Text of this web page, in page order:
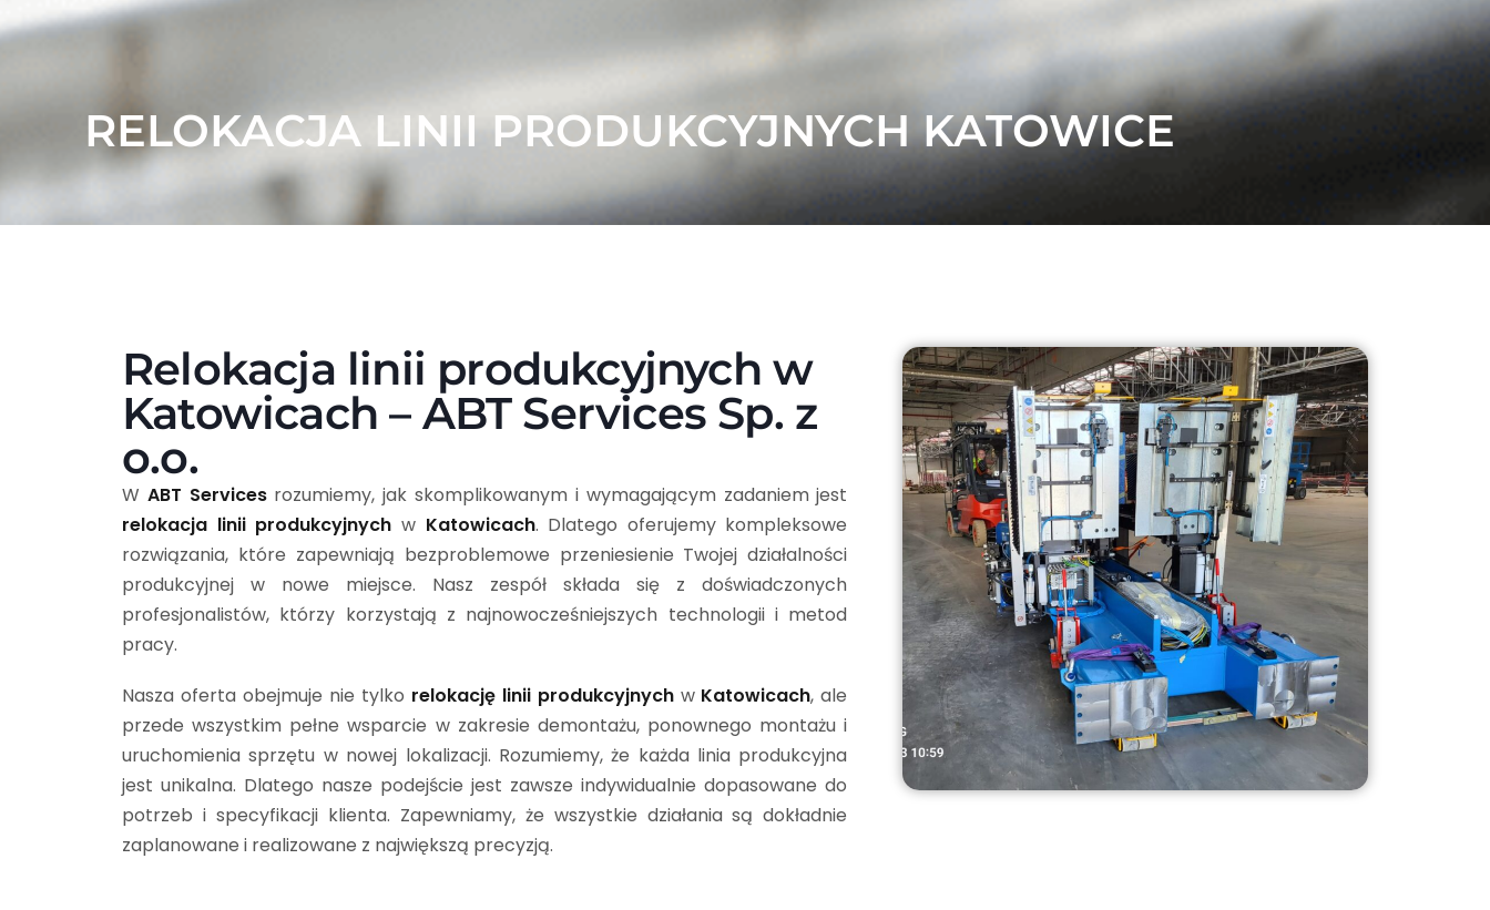
RELOKACJA LINII PRODUKCYJNYCH KATOWICE
Relokacja linii produkcyjnych w
Katowicach – ABT Services Sp. z
o.o.
W ABT Servicesrozumiemy, jak skomplikowanym i wymagającym zadaniem jest
relokacja linii produkcyjnych w Katowicach. Dlatego oferujemy kompleksowe
rozwiązania, które zapewniają bezproblemowe przeniesienie Twojej działalności
produkcyjnej w nowe miejsce. Nasz zespół składa się z doświadczonych
profesjonalistów, którzy korzystają z najnowocześniejszych technologii i metod
pracy.
Nasza oferta obejmuje nie tylko relokację linii produkcyjnychw Katowicach, ale
przede wszystkim pełne wsparcie w zakresie demontażu, ponownego montażu i
uruchomienia sprzętu w nowej lokalizacji. Rozumiemy, że każda linia produkcyjna
jest unikalna. Dlatego nasze podejście jest zawsze indywidualnie dopasowane do
potrzeb i specyfikacji klienta. Zapewniamy, że wszystkie działania są dokładnie
zaplanowane i realizowane z największą precyzją.